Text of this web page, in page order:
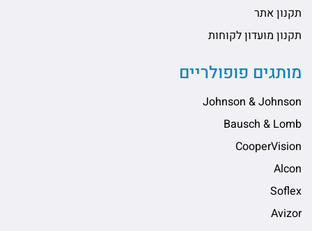
תקנון אתר
תקנון מועדון לקוחות
מותגים פופולריים
Johnson & Johnson
Bausch & Lomb
CooperVision
Alcon
Soflex
Avizor